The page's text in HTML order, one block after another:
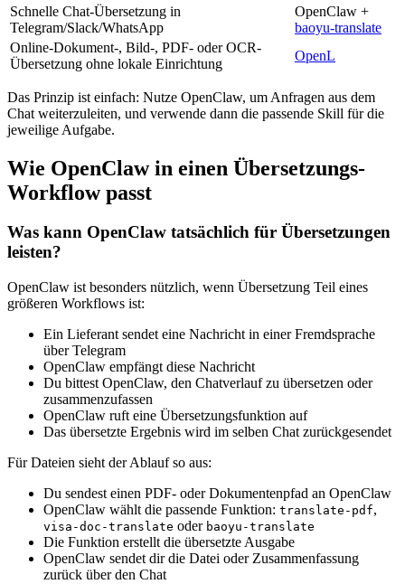
Schnelle Chat-Übersetzung in
Telegram/Slack/WhatsApp
OpenClaw +
baoyu-translate
Online-Dokument-, Bild-, PDF- oder OCR-
Übersetzung ohne lokale Einrichtung
OpenL
Das Prinzip ist einfach: Nutze OpenClaw, um Anfragen aus dem
Chat weiterzuleiten, und verwende dann die passende Skill für die
jeweilige Aufgabe.
Wie OpenClaw in einen Übersetzungs-
Workflow passt
Was kann OpenClaw tatsächlich für Übersetzungen
leisten?
OpenClaw ist besonders nützlich, wenn Übersetzung Teil eines
größeren Workflows ist:
Ein Lieferant sendet eine Nachricht in einer Fremdsprache
über Telegram
OpenClaw empfängt diese Nachricht
Du bittest OpenClaw, den Chatverlauf zu übersetzen oder
zusammenzufassen
OpenClaw ruft eine Übersetzungsfunktion auf
Das übersetzte Ergebnis wird im selben Chat zurückgesendet
Für Dateien sieht der Ablauf so aus:
Du sendest einen PDF- oder Dokumentenpfad an OpenClaw
OpenClaw wählt die passende Funktion: translate-pdf,
visa-doc-translate oder baoyu-translate
Die Funktion erstellt die übersetzte Ausgabe
OpenClaw sendet dir die Datei oder Zusammenfassung
zurück über den Chat